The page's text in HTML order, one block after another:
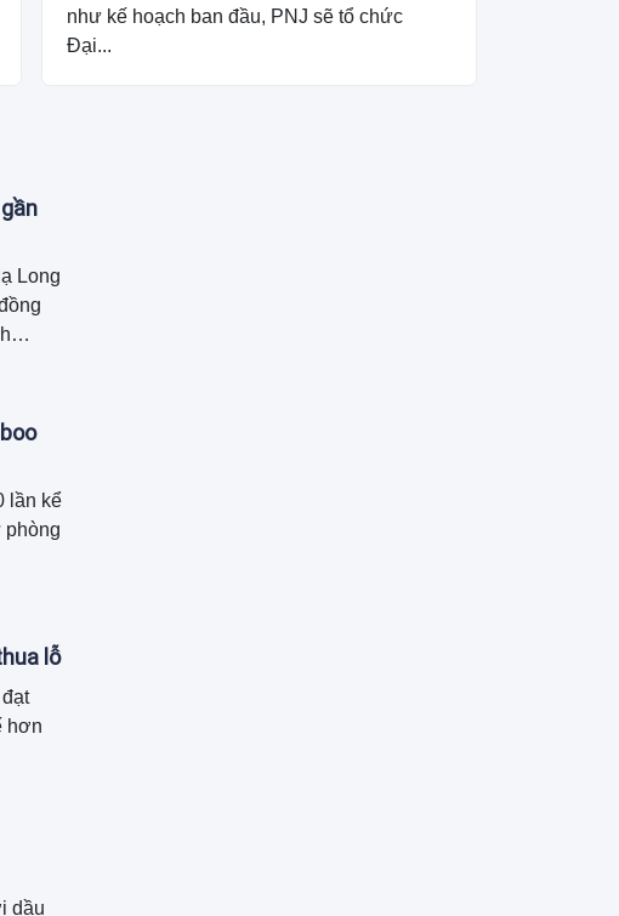
như kế hoạch ban đầu, PNJ sẽ tổ chức
Đại...
Long
kho,
lần kể
phòng
lỗ
hơn
dầu